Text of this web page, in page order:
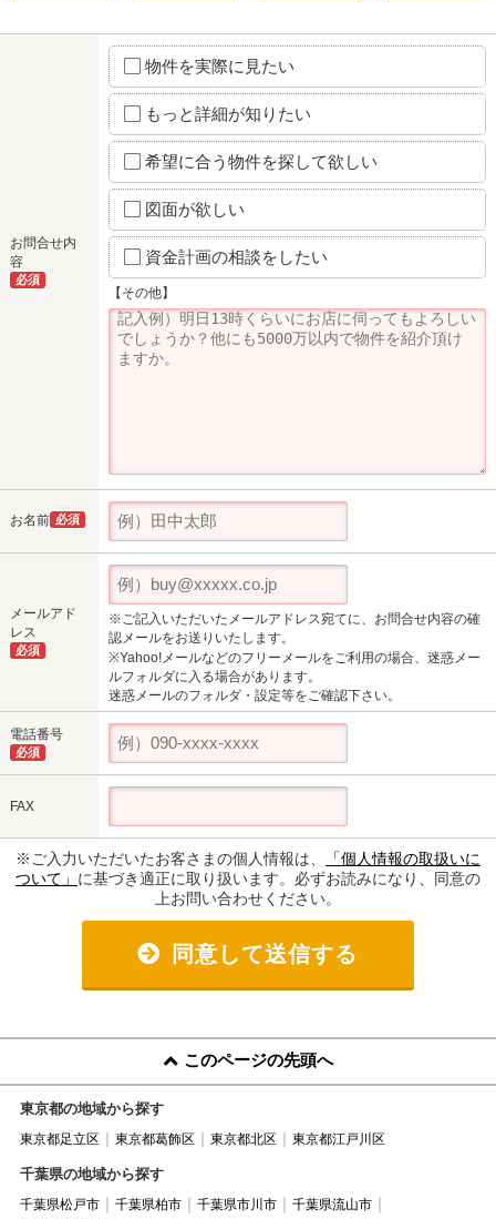
お問合せ内
容
必須
物件を実際に見たい
もっと詳細が知りたい
希望に合う物件を探して欲しい
図面が欲しい
資金計画の相談をしたい
【その他】
お名前 必須
メールアド
レス
必須
※ご記入いただいたメールアドレス宛てに、お問合せ内容の確
認メールをお送りいたします。
※Yahoo!メールなどのフリーメールをご利用の場合、迷惑メー
ルフォルダに入る場合があります。
迷惑メールのフォルダ・設定等をご確認下さい。
電話番号
必須
FAX
※ご入力いただいたお客さまの個人情報は、
「個人情報の取扱いに
ついて」 に基づき適正に取り扱います。必ずお読みになり、同意の
上お問い合わせください。
同意して送信する
このページの先頭へ
東京都の地域から探す
東京都足立区 東京都葛飾区 東京都北区 東京都江戸川区
千葉県の地域から探す
千葉県松戸市 千葉県柏市 千葉県市川市
千葉県流山市